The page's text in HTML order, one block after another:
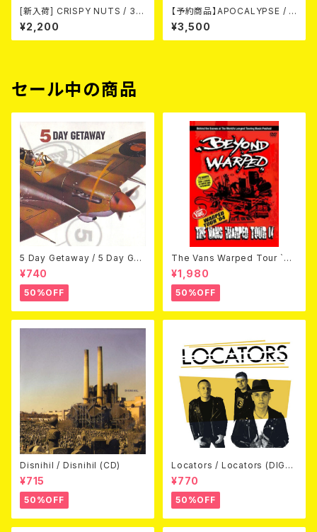
[新入荷] CRISPY NUTS / 30t
h Anniversary Vol.2 (7"EP)
¥2,200
【予約商品】APOCALYPSE / A
POCALYPSE(US Version)
LP【11月入荷予定】
¥3,500
セール中の商品
5 Day Getaway / 5 Day Get
away (CDEP)
¥740
50%OFF
The Vans Warped Tour `04
Beyond Warped (国内盤DV
D)
¥1,980
50%OFF
Disnihil / Disnihil (CD)
¥715
50%OFF
Locators / Locators (DIGPA
CK CD)
¥770
50%OFF